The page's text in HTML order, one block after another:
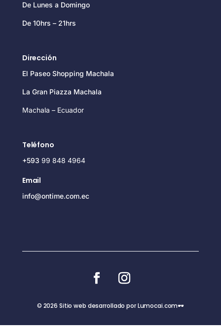
De Lunes a Domingo
De 10hrs – 21hrs
Dirección
El Paseo Shopping Machala
La Gran Piazza Machala
Machala – Ecuador
Teléfono
+593 99 848 4964
Email
info@ontime.com.ec
© 2026 Sitio web desarrollado por Lumocai.com🕶️